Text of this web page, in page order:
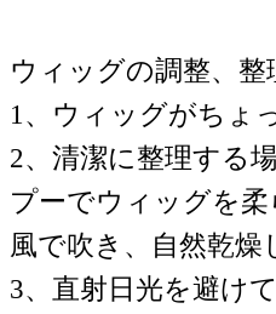
ウィッグの調整、整
1、ウィッグがちょ
2、清潔に整理する
プーでウィッグを
風で吹き、自然乾燥
3、直射日光を避け